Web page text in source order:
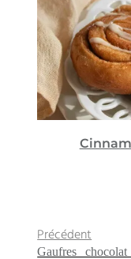
Précédent
Gaufres